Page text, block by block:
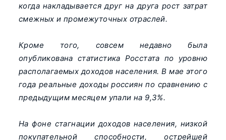
когда накладывается друг на друга рост затрат
смежных и промежуточных отраслей.
Кроме того, совсем недавно была
опубликована статистика Росстата по уровню
располагаемых доходов населения. В мае этого
года реальные доходы россиян по сравнению с
предыдущим месяцем упали на 9,3%.
На фоне стагнации доходов населения, низкой
покупательной способности, острейшей